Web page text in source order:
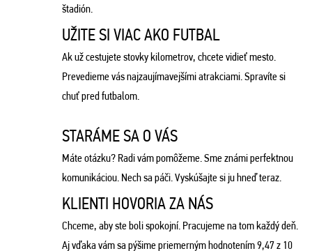
štadión.
UŽITE SI VIAC AKO FUTBAL
Ak už cestujete stovky kilometrov, chcete vidieť mesto.
Prevedieme vás najzaujímavejšími atrakciami. Spravíte si
chuť pred futbalom.
STARÁME SA O VÁS
Máte otázku? Radi vám pomôžeme. Sme známi perfektnou
komunikáciou. Nech sa páči. Vyskúšajte si ju hneď teraz.
KLIENTI HOVORIA ZA NÁS
Chceme, aby ste boli spokojní. Pracujeme na tom každý deň.
Aj vďaka vám sa pýšime priemerným hodnotením 9,47 z 10